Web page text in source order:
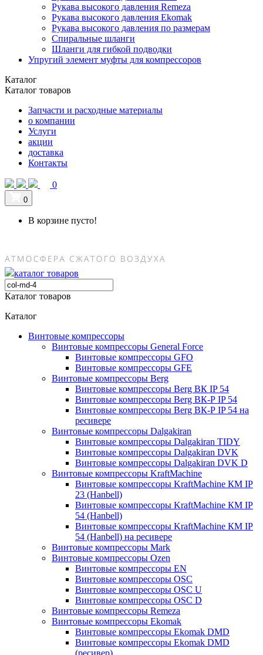
Рукава высокого давления Remeza
Рукава высокого давления Ekomak
Рукава высокого давления по размерам
Спиральные шланги
Шланги для гибкой подводки
Упругий элемент муфты для компрессоров
Каталог
Каталог товаров
Запчасти и расходные материалы
о компании
Услуги
акции
доставка
Контакты
0
0
В корзине пусто!
каталог товаров
Каталог товаров
Каталог
Винтовые компрессоры
Винтовые компрессоры General Force
Винтовые компрессоры GFO
Винтовые компрессоры GFE
Винтовые компрессоры Berg
Винтовые компрессоры Berg ВК IP 54
Винтовые компрессоры Berg ВК-Р IP 54
Винтовые компрессоры Berg ВК-Р IP 54 на
ресивере
Винтовые компрессоры Dalgakiran
Винтовые компрессоры Dalgakiran TIDY
Винтовые компрессоры Dalgakiran DVK
Винтовые компрессоры Dalgakiran DVK D
Винтовые компрессоры KraftMachine
Винтовые компрессоры KraftMachine КМ IP
23 (Hanbell)
Винтовые компрессоры KraftMachine КМ IP
54 (Hanbell)
Винтовые компрессоры KraftMachine КМ IP
54 (Hanbell) на ресивере
Винтовые компрессоры Mark
Винтовые компрессоры Ozen
Винтовые компрессоры EN
Винтовые компрессоры OSC
Винтовые компрессоры OSC U
Винтовые компрессоры OSC D
Винтовые компрессоры Remeza
Винтовые компрессоры Ekomak
Винтовые компрессоры Ekomak DMD
Винтовые компрессоры Ekomak DMD
(ресивер)